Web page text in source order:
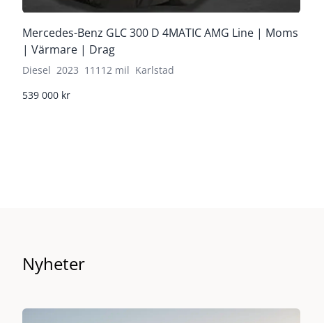
Mercedes-Benz GLC 300 D 4MATIC AMG Line | Moms
| Värmare | Drag
Diesel 2023 11112 mil Karlstad
539 000 kr
Nyheter